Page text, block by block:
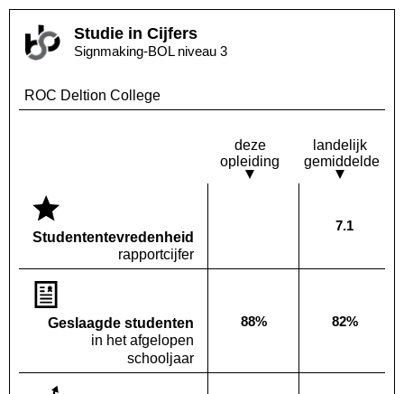
Studie in Cijfers
Signmaking-BOL niveau 3
ROC Deltion College
deze
opleiding
landelijk
gemiddelde
Studenten­tevredenheid
rapportcijfer
Deze opleiding:
Geen waarde bekend
Landelijk
7.1
Geslaagde studenten
in het afgelopen
schooljaar
Deze opleiding:
88% Landelijk
82%